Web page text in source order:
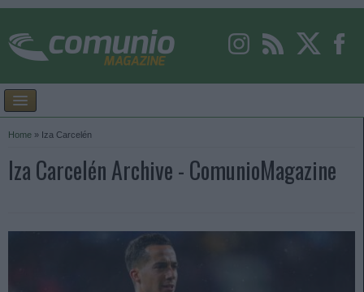
Home » Iza Carcelén
Iza Carcelén Archive - ComunioMagazine